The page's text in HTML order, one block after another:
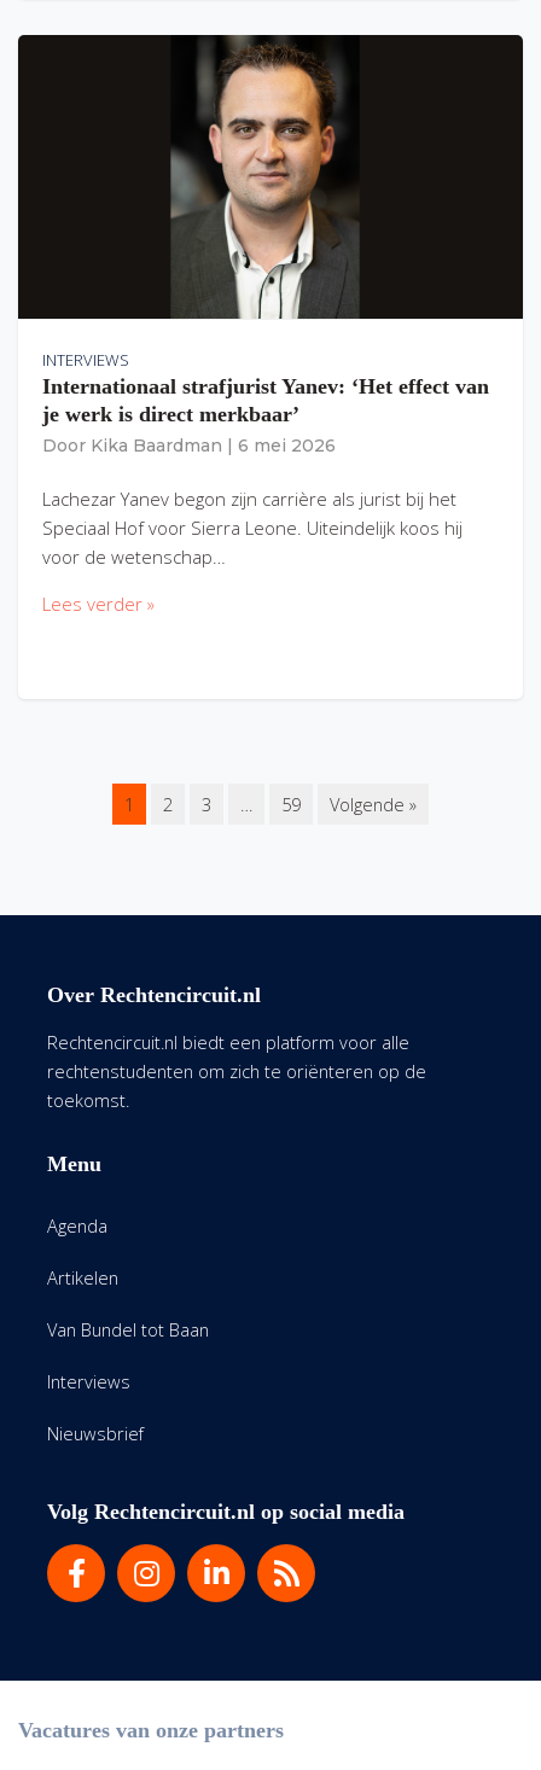
INTERVIEWS
Internationaal strafjurist Yanev: ‘Het effect van
je werk is direct merkbaar’
Door Kika Baardman 6 mei 2026
Lachezar Yanev begon zijn carrière als jurist bij het
Speciaal Hof voor Sierra Leone. Uiteindelijk koos hij
voor de wetenschap…
Lees verder »
1 2 3 … 59 Volgende »
Over Rechtencircuit.nl
Rechtencircuit.nl biedt een platform voor alle
rechtenstudenten om zich te oriënteren op de
toekomst.
Menu
Agenda
Artikelen
Van Bundel tot Baan
Interviews
Nieuwsbrief
Volg Rechtencircuit.nl op social media
Vacatures van onze partners